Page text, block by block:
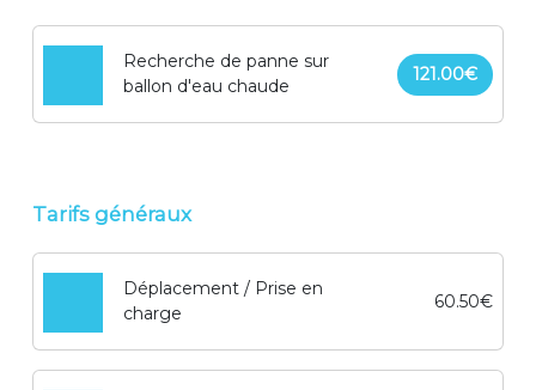
Recherche de panne sur
ballon d'eau chaude
121.00€
Tarifs généraux
Déplacement / Prise en
charge
60.50€